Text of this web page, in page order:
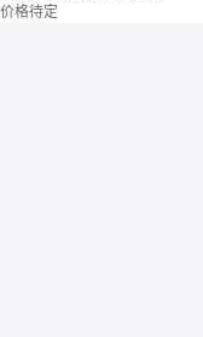
价格待定